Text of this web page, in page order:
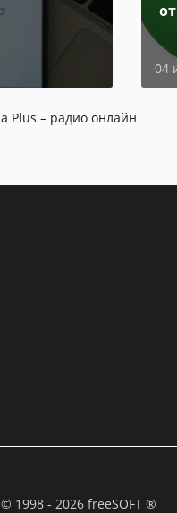
04
Plus – радио онлайн
© 1998 - 2026 freeSOFT ®